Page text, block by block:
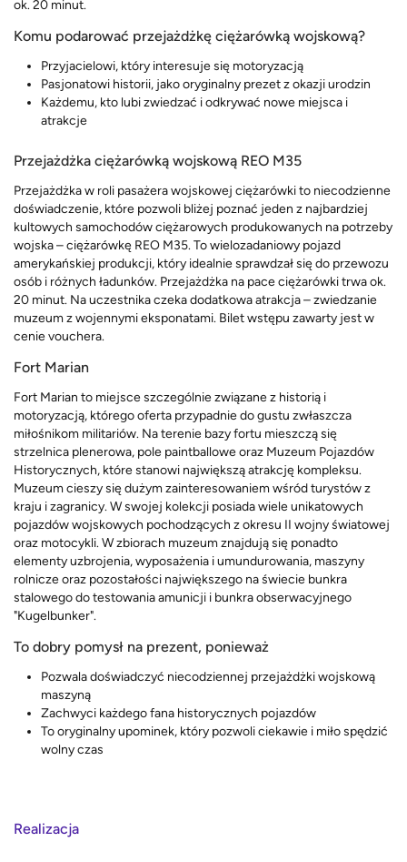
ok. 20 minut.
Komu podarować przejażdżkę ciężarówką wojskową?
Przyjacielowi, który interesuje się motoryzacją
Pasjonatowi historii, jako oryginalny prezet z okazji urodzin
Każdemu, kto lubi zwiedzać i odkrywać nowe miejsca i
atrakcje
Przejażdżka ciężarówką wojskową REO M35
Przejażdżka w roli pasażera wojskowej ciężarówki to niecodzienne
doświadczenie, które pozwoli bliżej poznać jeden z najbardziej
kultowych samochodów ciężarowych produkowanych na potrzeby
wojska – ciężarówkę REO M35. To wielozadaniowy pojazd
amerykańskiej produkcji, który idealnie sprawdzał się do przewozu
osób i różnych ładunków. Przejażdżka na pace ciężarówki trwa ok.
20 minut. Na uczestnika czeka dodatkowa atrakcja – zwiedzanie
muzeum z wojennymi eksponatami. Bilet wstępu zawarty jest w
cenie vouchera.
Fort Marian
Fort Marian to miejsce szczególnie związane z historią i
motoryzacją, którego oferta przypadnie do gustu zwłaszcza
miłośnikom militariów. Na terenie bazy fortu mieszczą się
strzelnica plenerowa, pole paintballowe oraz Muzeum Pojazdów
Historycznych, które stanowi największą atrakcję kompleksu.
Muzeum cieszy się dużym zainteresowaniem wśród turystów z
kraju i zagranicy. W swojej kolekcji posiada wiele unikatowych
pojazdów wojskowych pochodzących z okresu II wojny światowej
oraz motocykli. W zbiorach muzeum znajdują się ponadto
elementy uzbrojenia, wyposażenia i umundurowania, maszyny
rolnicze oraz pozostałości największego na świecie bunkra
stalowego do testowania amunicji i bunkra obserwacyjnego
"Kugelbunker".
To dobry pomysł na prezent, ponieważ
Pozwala doświadczyć niecodziennej przejażdżki wojskową
maszyną
Zachwyci każdego fana historycznych pojazdów
To oryginalny upominek, który pozwoli ciekawie i miło spędzić
wolny czas
Realizacja